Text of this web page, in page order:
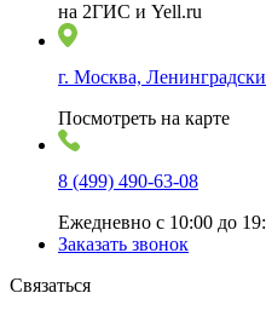
на 2ГИС и Yell.ru
г. Москва,
Посмотреть на карте
8 (499) 490-63-08
Ежедневно с 10:00 до
Заказать звонок
Связаться